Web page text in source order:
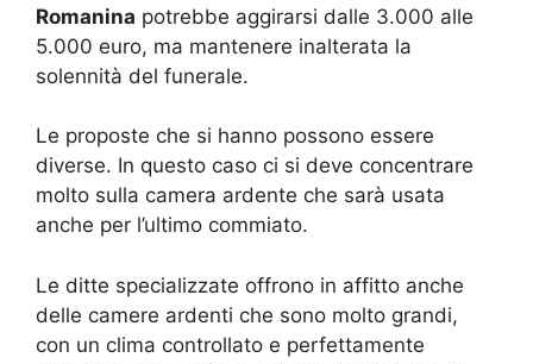
Romanina potrebbe aggirarsi dalle 3.000 alle
5.000 euro, ma mantenere inalterata la
solennità del funerale.
Le proposte che si hanno possono essere
diverse. In questo caso ci si deve concentrare
molto sulla camera ardente che sarà usata
anche per l’ultimo commiato.
Le ditte specializzate offrono in affitto anche
delle camere ardenti che sono molto grandi,
con un clima controllato e perfettamente